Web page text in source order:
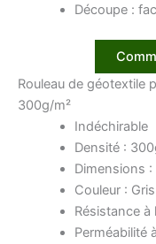
Découpe :
Rouleau de géotextile
300g/m²
Indéchirable
Densité :
Dimensions
Couleur : Gris
Résistance à
Perméabilité